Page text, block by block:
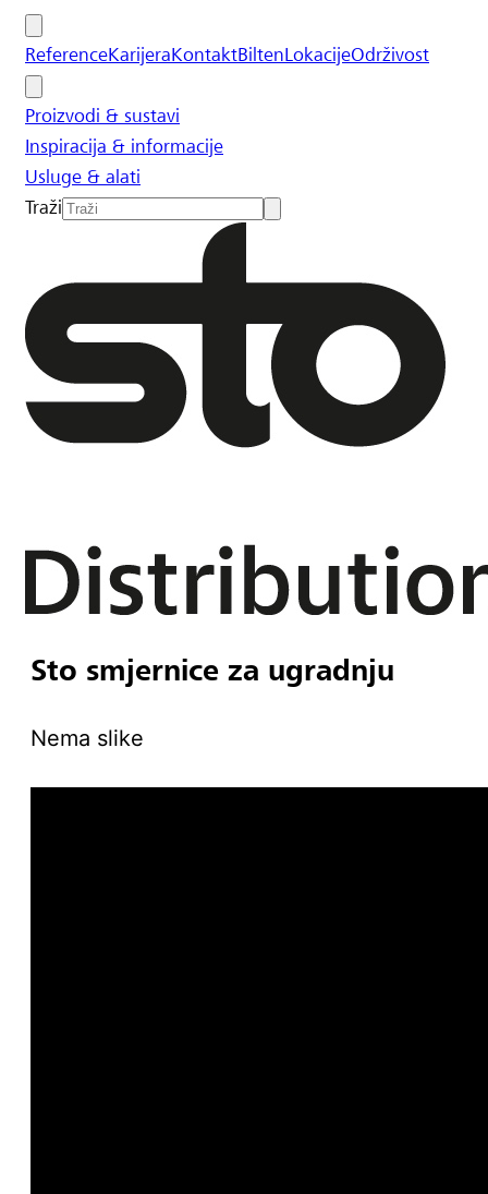
ReferenceKarijeraKontaktBiltenLokacijeOdrživost
Proizvodi & sustavi
Inspiracija & informacije
Usluge & alati
Traži
Sto smjernice za ugradnju
Nema slike